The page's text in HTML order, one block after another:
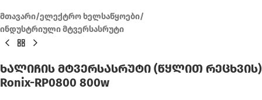
მთავარი/ელექტრო ხელსაწყოები/
ინდუსტრიული მტვერსასრუტი
ხალიჩის მტვერსასრუტი (წყლით რეცხვის)
Ronix-RP0800 800w